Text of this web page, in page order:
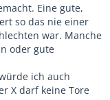
Eine gute,
so das nie einer
war. Manche
oder gute
ich auch
X darf keine Tore